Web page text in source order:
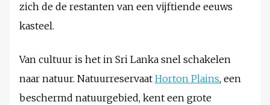
zich de de restanten van een vijftiende eeuws
kasteel.
Van cultuur is het in Sri Lanka snel schakelen
naar natuur. Natuurreservaat Horton Plains, een
beschermd natuurgebied, kent een grote